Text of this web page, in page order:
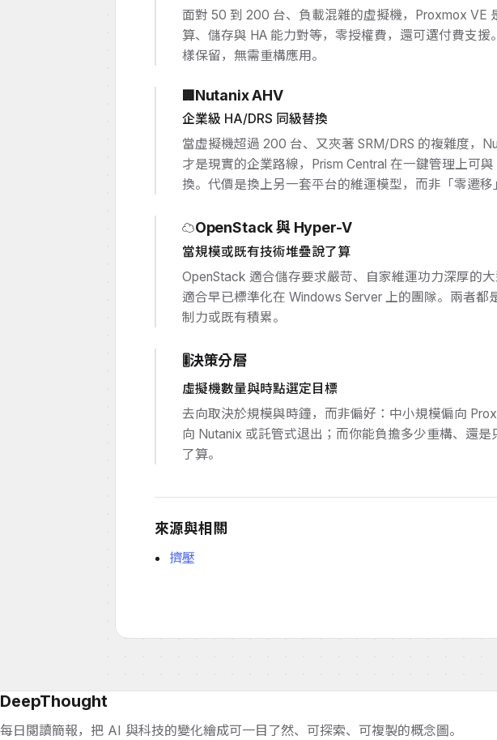
面對 50 到 200 台、負載混雜的虛擬機，Proxmox VE
算、儲存與 HA 能力對等，零授權費，還可選付費支
樣保留，無需重構應用。
🏢 Nutanix AHV
企業級 HA/DRS 同級替換
當虛擬機超過 200 台、又夾著 SRM/DRS 的複雜度，
才是現實的企業路線，Prism Central 在一鍵管理上可
換。代價是換上另一套平台的維運模型，而非「零遷移
☁️OpenStack 與 Hyper-V
當規模或既有技術堆疊說了算
OpenStack 適合儲存要求嚴苛、自家維運功力深厚的
適合早已標準化在 Windows Server 上的團隊。兩者都
制力或既有積累。
🎚️決策分層
虛擬機數量與時點選定目標
去向取決於規模與時鐘，而非偏好：中小規模偏向
向 Nutanix 或託管式退出；而你能負擔多少重構、還
了算。
來源與相關
擠壓
DeepThought
每日閱讀簡報，把 AI 與科技的變化繪成可一目了然、可探索、可複製的概念圖。